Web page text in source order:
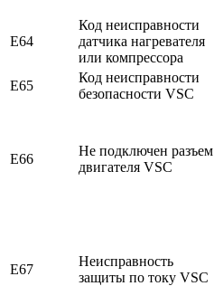
E64
Код неисправности
датчика нагревателя
или компрессора
E65
Код неисправности
безопасности VSC
E66
Не подключен разъем
двигателя VSC
E67
Неисправность
защиты по току VSC